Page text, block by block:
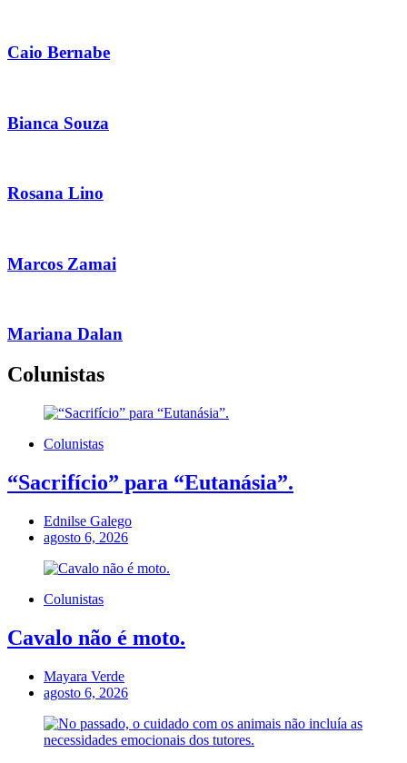
Caio Bernabe
Bianca Souza
Rosana Lino
Marcos Zamai
Mariana Dalan
Colunistas
Colunistas
“Sacrifício” para “Eutanásia”.
Ednilse Galego
agosto 6, 2026
Colunistas
Cavalo não é moto.
Mayara Verde
agosto 6, 2026